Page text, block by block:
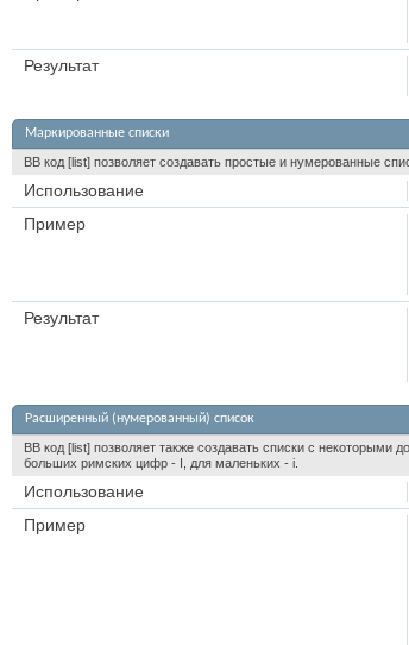
Результат
Маркированные списки
BB код [list] позволяет создавать простые и нумерованные
Использование
Пример
Результат
Расширенный (нумерованный) список
BB код [list] позволяет также создавать списки с
больших римских цифр - I, для маленьких - i.
Использование
Пример